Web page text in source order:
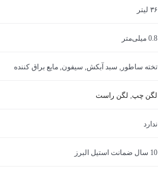
۳۶ لیتر
0.8 میلی‌متر
تخته ساطور, سبد آبکش, سیفون, مایع براق کننده
لگن چپ لگن راست
ندارد
10 سال ضمانت استیل البرز